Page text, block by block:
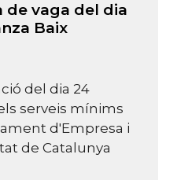
de vaga del dia
Baix
del dia 24
serveis mínims
d'Empresa i
de Catalunya